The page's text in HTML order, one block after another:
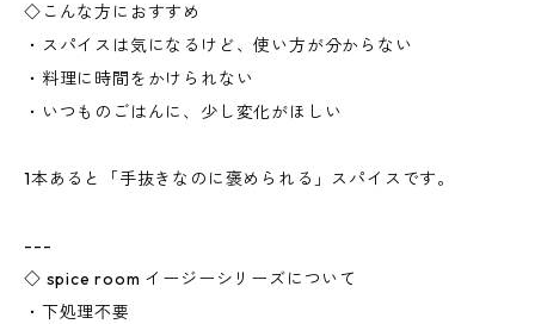
◇こんな方におすすめ
・スパイスは気になるけど、使い方が分からない
・料理に時間をかけられない
・いつものごはんに、少し変化がほしい
1本あると「手抜きなのに褒められる」スパイスです。
---
◇ spice room イージーシリーズについて
・下処理不要